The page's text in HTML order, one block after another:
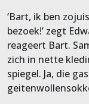
‘Bart, ik ben
bezoek!’ zegt
reageert Bart.
zich in nette
spiegel. Ja, die